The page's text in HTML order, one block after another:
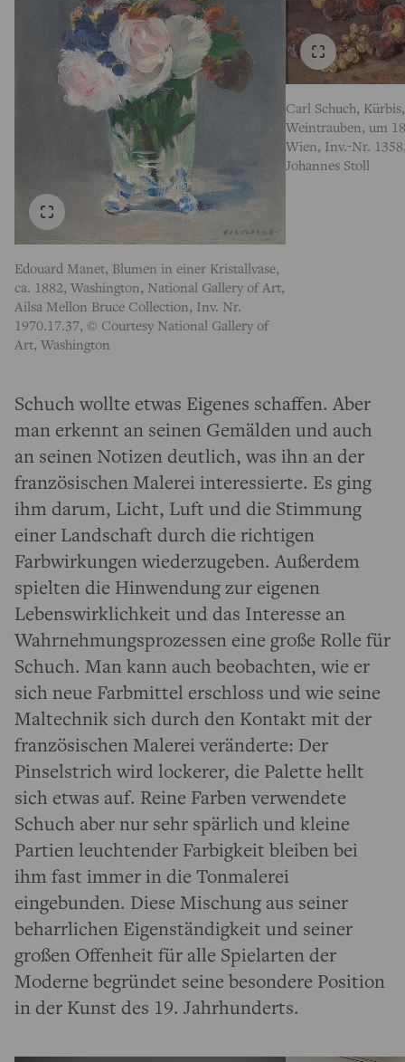
Edouard Manet, Blumen in einer Kristallvase,
ca. 1882, Washington, National Gallery of Art,
Ailsa Mellon Bruce Collection, Inv. Nr.
1970.17.37, © Courtesy National Gallery of
Art, Washington
Carl Schuch,
Weintrauben, um
Wien, Inv.-Nr.
Johannes Stoll
Schuch wollte etwas Eigenes schaffen. Aber
man erkennt an seinen Gemälden und auch
an seinen Notizen deutlich, was ihn an der
französischen Malerei interessierte. Es ging
ihm darum, Licht, Luft und die Stimmung
einer Landschaft durch die richtigen
Farbwirkungen wiederzugeben. Außerdem
spielten die Hinwendung zur eigenen
Lebenswirklichkeit und das Interesse an
Wahrnehmungsprozessen eine große Rolle für
Schuch. Man kann auch beobachten, wie er
sich neue Farbmittel erschloss und wie seine
Maltechnik sich durch den Kontakt mit der
französischen Malerei veränderte: Der
Pinselstrich wird lockerer, die Palette hellt
sich etwas auf. Reine Farben verwendete
Schuch aber nur sehr spärlich und kleine
Partien leuchtender Farbigkeit bleiben bei
ihm fast immer in die Tonmalerei
eingebunden. Diese Mischung aus seiner
beharrlichen Eigenständigkeit und seiner
großen Offenheit für alle Spielarten der
Moderne begründet seine besondere Position
in der Kunst des 19. Jahrhunderts.